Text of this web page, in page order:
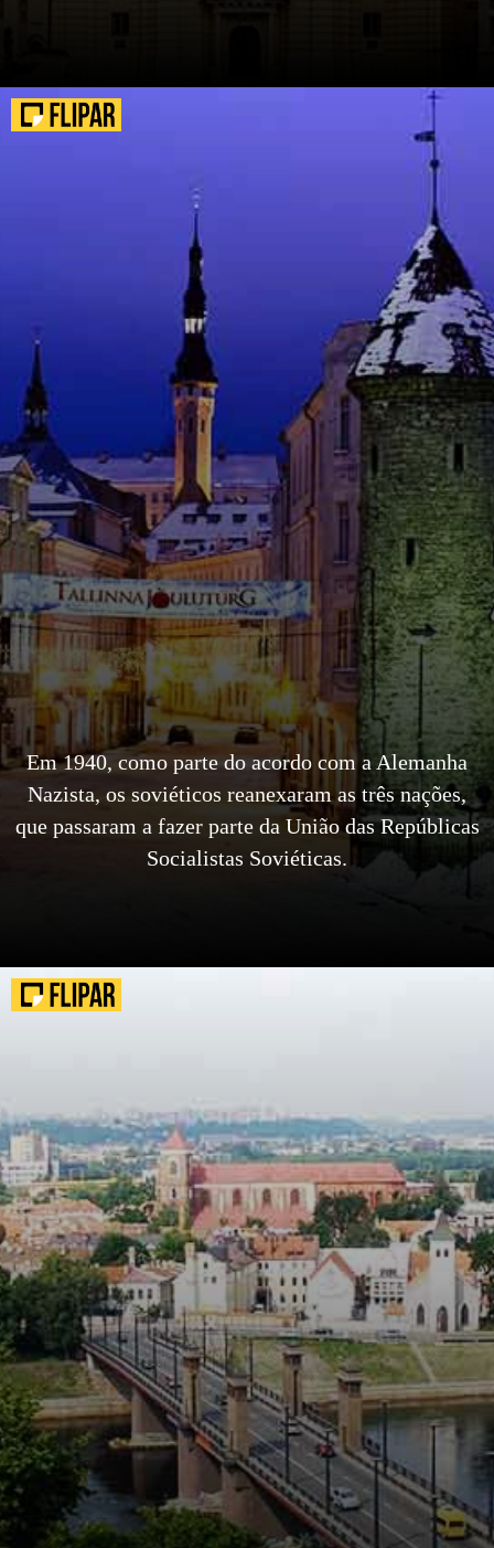
Em 1940, como parte do acordo com a Alemanha
Nazista, os soviéticos reanexaram as três nações,
que passaram a fazer parte da União das Repúblicas
Socialistas Soviéticas.